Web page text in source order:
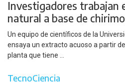
Investigadores trabajan
natural a base de
Un equipo de científicos de la
ensaya un extracto acuoso a partir
planta que tiene ...
TecnoCiencia